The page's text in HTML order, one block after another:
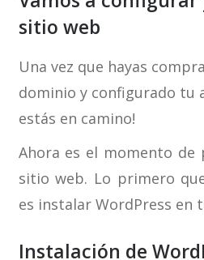
sitio web
Una vez que hayas
dominio y configurado tu
estás en camino!
Ahora es el momento de
sitio web. Lo primero
es instalar WordPress en
Instalación de